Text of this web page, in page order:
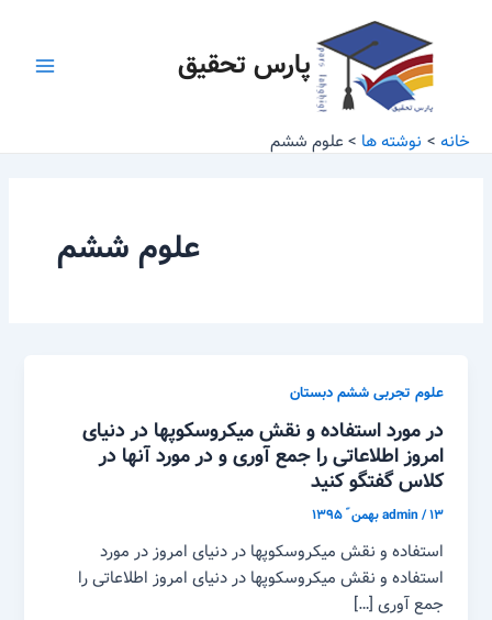
پارس تحقیق
خانه نوشته ها علوم ششم
علوم ششم
علوم تجربی ششم دبستان
در مورد استفاده و نقش میکروسکوپها در دنیای
امروز اطلاعاتی را جمع آوری و در مورد آنها در
کلاس گفتگو کنید
admin/۱۳ بهمن ّ ۱۳۹۵
استفاده و نقش میکروسکوپها در دنیای امروز در مورد
استفاده و نقش میکروسکوپها در دنیای امروز اطلاعاتی را
جمع آوری […]